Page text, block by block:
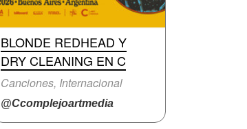
BLONDE REDHEAD Y
DRY CLEANING EN C
Canciones, Internacional
@Ccomplejoartmedia